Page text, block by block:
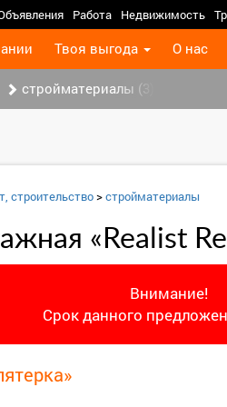
Работа Недвижимость
Твоя выгода О нас
стройматериалы (3)
строительство>стройматериалы
«Realist
Внимание!
Срок данного